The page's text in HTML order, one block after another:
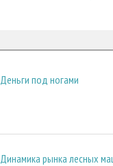
Деньги под ногами
Динамика рынка лесных